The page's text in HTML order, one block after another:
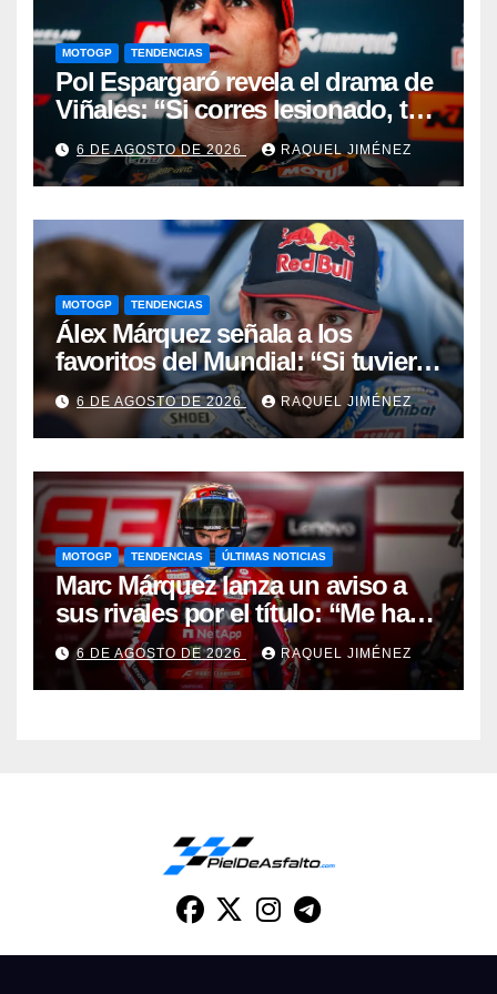
MOTOGP TENDENCIAS
Pol Espargaró revela el drama de
Viñales: “Si corres lesionado, te
juzgan; si no corres,
desapareces”
6 DE AGOSTO DE 2026 RAQUEL JIMÉNEZ
MOTOGP TENDENCIAS
Álex Márquez señala a los
favoritos del Mundial: “Si tuviera
que apostar mi dinero, ya sabéis
por quién sería”
6 DE AGOSTO DE 2026 RAQUEL JIMÉNEZ
MOTOGP TENDENCIAS ÚLTIMAS NOTICIAS
Marc Márquez lanza un aviso a
sus rivales por el título: “Me han
dado una segunda oportunidad”
6 DE AGOSTO DE 2026 RAQUEL JIMÉNEZ